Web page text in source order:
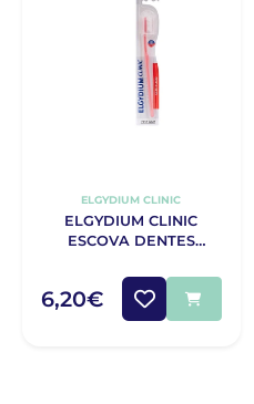
ELGYDIUM CLINIC
ELGYDIUM CLINIC
ESCOVA DENTES
6,20€